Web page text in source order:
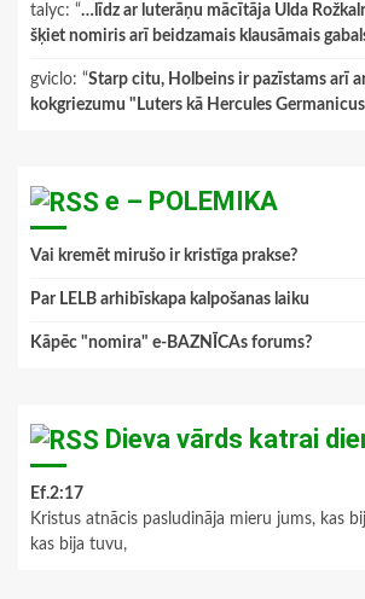
talyc: “…līdz ar luterāņu mācītāja Ulda
šķiet nomiris arī beidzamais klausāmais
gviclo: “Starp citu, Holbeins ir pazīstams arī
kokgriezumu "Luters kā Hercules
e – POLEMIKA
Vai kremēt mirušo ir kristīga prakse?
Par LELB arhibīskapa kalpošanas laiku
Kāpēc "nomira" e-BAZNĪCAs forums?
Dieva vārds katrai
Ef.2:17
Kristus atnācis pasludināja mieru jums, kas
kas bija tuvu,